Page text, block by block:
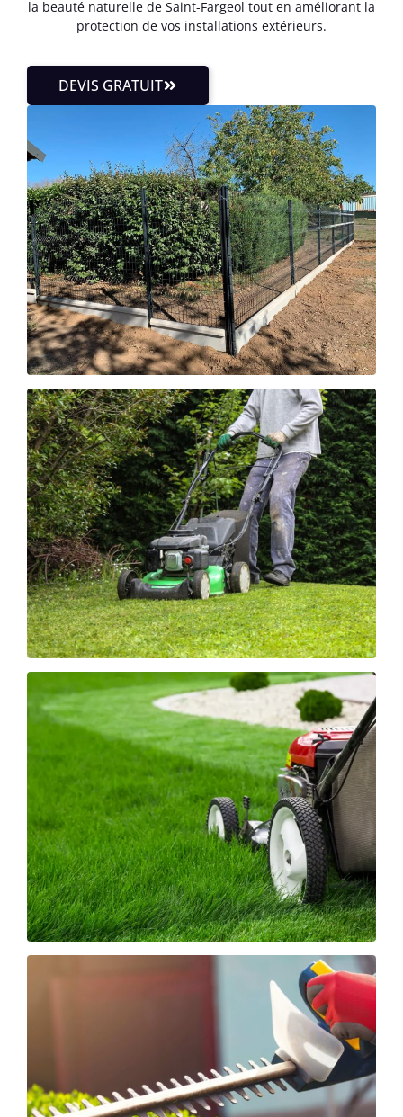
la beauté naturelle de Saint-Fargeol tout en améliorant la
protection de vos installations extérieurs.
DEVIS GRATUIT